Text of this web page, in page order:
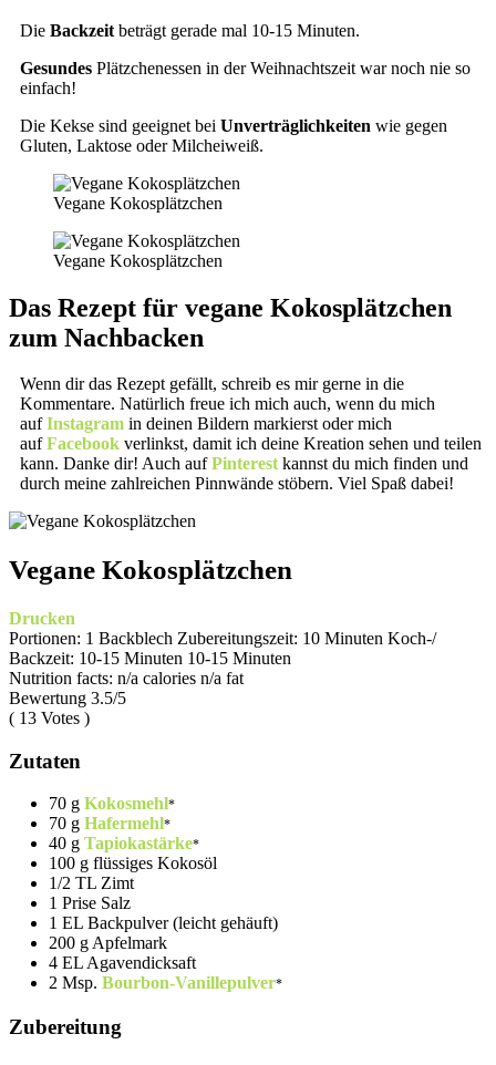
Die Backzeit beträgt gerade mal 10-15 Minuten.
Gesundes Plätzchenessen in der Weihnachtszeit war noch nie so
einfach!
Die Kekse sind geeignet bei Unverträglichkeiten wie gegen
Gluten, Laktose oder Milcheiweiß.
Vegane Kokosplätzchen
Vegane Kokosplätzchen
Das Rezept für vegane Kokosplätzchen
zum Nachbacken
Wenn dir das Rezept gefällt, schreib es mir gerne in die
Kommentare. Natürlich freue ich mich auch, wenn du mich
aufInstagram in deinen Bildern markierst oder mich
aufFacebook verlinkst, damit ich deine Kreation sehen und teilen
kann. Danke dir! Auch aufPinterestkannst du mich finden und
durch meine zahlreichen Pinnwände stöbern. Viel Spaß dabei!
Vegane Kokosplätzchen
Drucken
Portionen: 1 Backblech Zubereitungszeit: 10 Minuten Koch-/
Backzeit: 10-15 Minuten 10-15 Minuten
Nutrition facts: n/a calories n/a fat
Bewertung 3.5/5
( 13 Votes )
Zutaten
70 g Kokosmehl
70 g Hafermehl
40 g Tapiokastärke
100 g flüssiges Kokosöl
1/2 TL Zimt
1 Prise Salz
1 EL Backpulver (leicht gehäuft)
200 g Apfelmark
4 EL Agavendicksaft
2 Msp. Bourbon-Vanillepulver
Zubereitung